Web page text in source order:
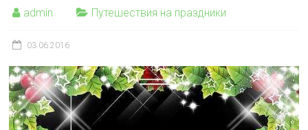
admin Путешествия на праздники
03.06.2016